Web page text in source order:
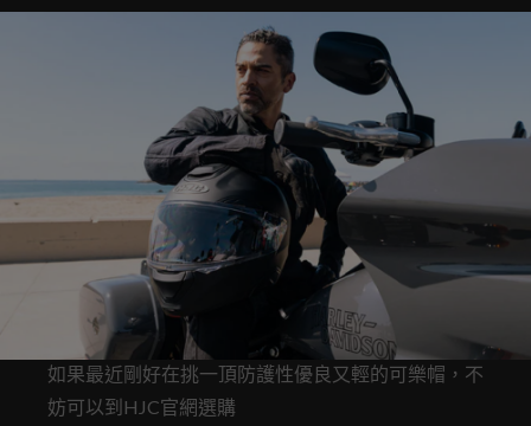
如果最近剛好在挑一頂防護性優良又輕的可樂帽，不
妨可以到HJC官網選購